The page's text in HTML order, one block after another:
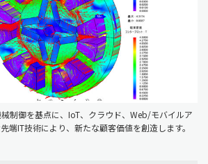
制御を基点に、IoT、クラウド、Web/モバイルア
端IT技術により、新たな顧客価値を創造します。